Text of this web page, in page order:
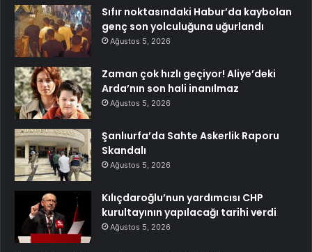
Sıfır noktasındaki Habur’da kaybolan
genç son yolculuğuna uğurlandı
Ağustos 5, 2026
Zaman çok hızlı geçiyor! Aliye’deki
Arda’nın son hali inanılmaz
Ağustos 5, 2026
Şanlıurfa’da Sahte Askerlik Raporu
Skandalı
Ağustos 5, 2026
Kılıçdaroğlu’nun yardımcısı CHP
kurultayının yapılacağı tarihi verdi
Ağustos 5, 2026